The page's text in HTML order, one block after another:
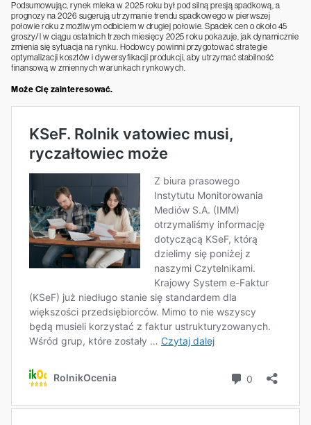
Podsumowując, rynek mleka w 2025 roku był pod silną presją spadkową, a
prognozy na 2026 sugerują utrzymanie trendu spadkowego w pierwszej
połowie roku z możliwym odbiciem w drugiej połowie. Spadek cen o około 45
groszy/l w ciągu ostatnich trzech miesięcy 2025 roku pokazuje, jak dynamicznie
zmienia się sytuacja na rynku. Hodowcy powinni przygotować strategie
optymalizacji kosztów i dywersyfikacji produkcji, aby utrzymać stabilność
finansową w zmiennych warunkach rynkowych.
Może Cię zainteresować.